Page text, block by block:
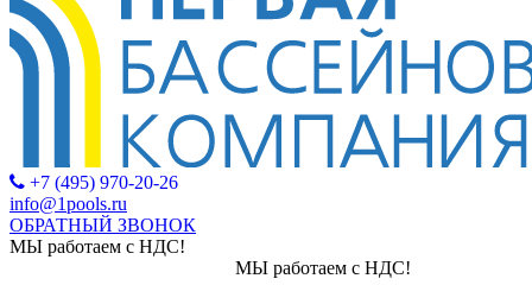
+7 (495) 970-20-26
info@1pools.ru
ОБРАТНЫЙ ЗВОНОК
МЫ работаем с НДС!
МЫ работаем с НДС!